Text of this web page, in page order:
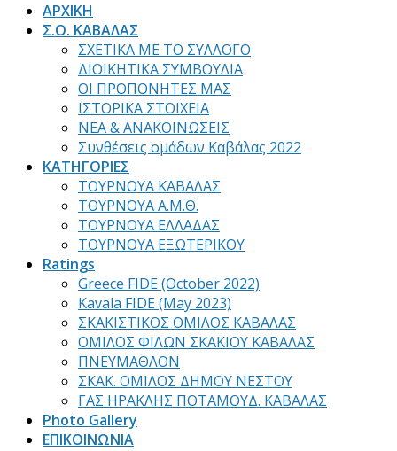
ΑΡΧΙΚΗ
Σ.Ο. ΚΑΒΑΛΑΣ
ΣΧΕΤΙΚΑ ΜΕ ΤΟ ΣΥΛΛΟΓΟ
ΔΙΟΙΚΗΤΙΚΑ ΣΥΜΒΟΥΛΙΑ
ΟΙ ΠΡΟΠΟΝΗΤΕΣ ΜΑΣ
ΙΣΤΟΡΙΚΑ ΣΤΟΙΧΕΙΑ
ΝΕΑ & ΑΝΑΚΟΙΝΩΣΕΙΣ
Συνθέσεις ομάδων Καβάλας 2022
ΚΑΤΗΓΟΡΙΕΣ
ΤΟΥΡΝΟΥΑ ΚΑΒΑΛΑΣ
ΤΟΥΡΝΟΥΑ Α.Μ.Θ.
ΤΟΥΡΝΟΥΑ ΕΛΛΑΔΑΣ
ΤΟΥΡΝΟΥΑ ΕΞΩΤΕΡΙΚΟΥ
Ratings
Greece FIDE (October 2022)
Kavala FIDE (May 2023)
ΣΚΑΚΙΣΤΙΚΟΣ ΟΜΙΛΟΣ ΚΑΒΑΛΑΣ
ΟΜΙΛΟΣ ΦΙΛΩΝ ΣΚΑΚΙΟΥ ΚΑΒΑΛΑΣ
ΠΝΕΥΜΑΘΛΟΝ
ΣΚΑΚ. ΟΜΙΛΟΣ ΔΗΜΟΥ ΝΕΣΤΟΥ
ΓΑΣ ΗΡΑΚΛΗΣ ΠΟΤΑΜΟΥΔ. ΚΑΒΑΛΑΣ
Photo Gallery
ΕΠΙΚΟΙΝΩΝΙΑ